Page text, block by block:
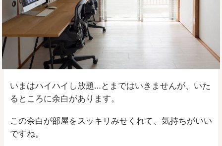
いまはハイハイし放題…とまではいきませんが、いた
るところに余白があります。
この余白が部屋をスッキリみせくれて、気持ちがいい
ですね。